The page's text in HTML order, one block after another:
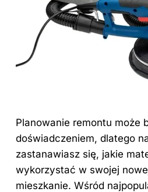
Planowanie remontu może
doświadczeniem, dlatego
zastanawiasz się, jakie
wykorzystać w swojej
mieszkanie. Wśród